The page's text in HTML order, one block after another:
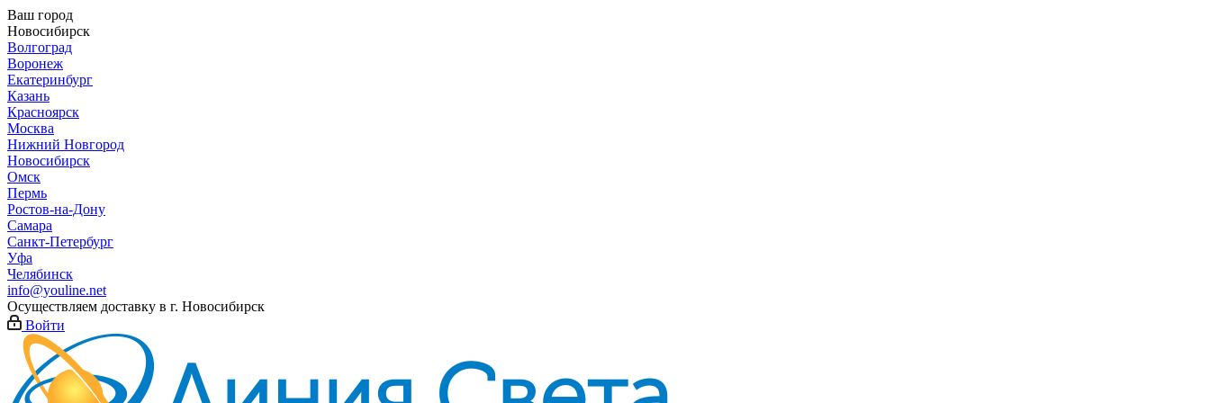
Ваш город
Новосибирск
Волгоград
Воронеж
Екатеринбург
Казань
Красноярск
Москва
Нижний Новгород
Новосибирск
Омск
Пермь
Ростов-на-Дону
Самара
Санкт-Петербург
Уфа
Челябинск
info@youline.net
Осуществляем доставку в г. Новосибирск
Войти